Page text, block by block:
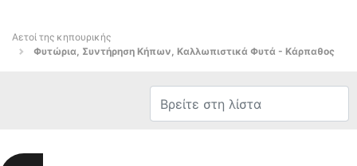
Αετοί της κηπουρικής
Φυτώρια, Συντήρηση Κήπων, Καλλωπιστικά Φυτά - Κάρπαθος